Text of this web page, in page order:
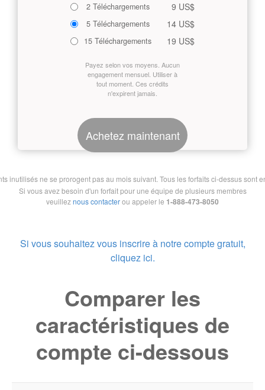
2 Téléchargements 9 US$
5 Téléchargements 14 US$
15 Téléchargements 19 US$
Payez selon vos moyens. Aucun
engagement mensuel. Utiliser à
tout moment. Ces crédits
n'expirent jamais.
Achetez maintenant
inutilisés ne se prorogent pas au mois suivant. Tous les forfaits ci-dessus sont
Si vous avez besoin d'un forfait pour une équipe de plusieurs membres
veuilleznous contacterou appeler le 1-888-473-8050
Si vous souhaitez vous inscrire à notre compte gratuit,
cliquez ici.
Comparer les
caractéristiques de
compte ci-dessous